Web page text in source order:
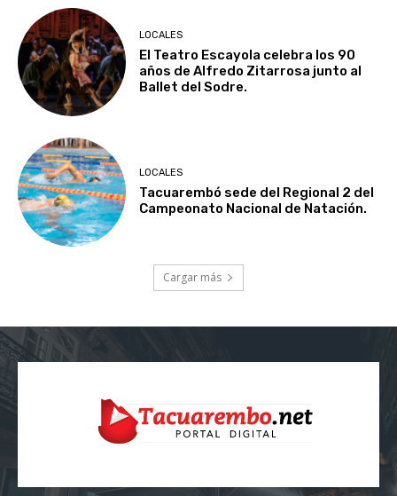
LOCALES
El Teatro Escayola celebra los 90
años de Alfredo Zitarrosa junto al
Ballet del Sodre.
LOCALES
Tacuarembó sede del Regional 2 del
Campeonato Nacional de Natación.
Cargar más